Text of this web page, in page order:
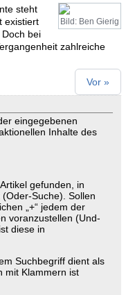
Bild: Ben Gierig
steht
existiert
bei
zahlreiche
Vor »
eingegebenen
Inhalte des
gefunden, in
Suche). Sollen
„+“ jedem der
voranzustellen (Und-
diese in
Suchbegriff dient als
mit Klammern ist